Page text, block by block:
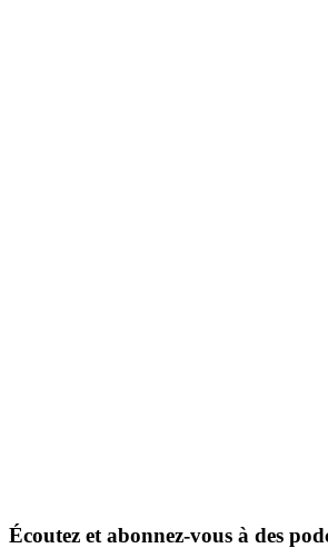
Écoutez et abonnez-vous à des